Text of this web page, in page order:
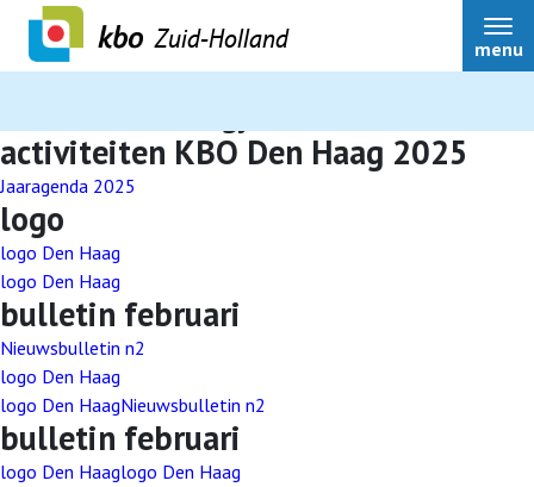
Zuid-Holland menu
Over ons
Actueel
Ledenservice
Ledenvoordeel
activiteiten KBO Den Haag 2025
Jaaragenda 2025
logo
logo Den Haag
logo Den Haag
bulletin februari
Nieuwsbulletin n2
logo Den Haag
logo Den HaagNieuwsbulletin n2
bulletin februari
logo Den Haaglogo Den Haag